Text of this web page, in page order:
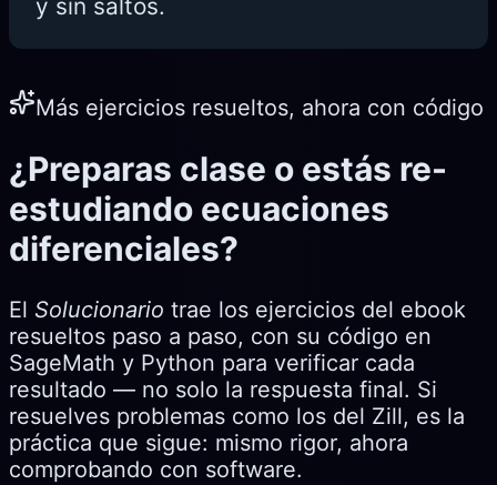
y sin saltos.
Más ejercicios resueltos, ahora con código
¿Preparas clase o estás re-
estudiando ecuaciones
diferenciales?
El Solucionario trae los ejercicios del ebook
resueltos paso a paso, con su código en
SageMath y Python para verificar cada
resultado — no solo la respuesta final. Si
resuelves problemas como los del Zill, es la
práctica que sigue: mismo rigor, ahora
comprobando con software.